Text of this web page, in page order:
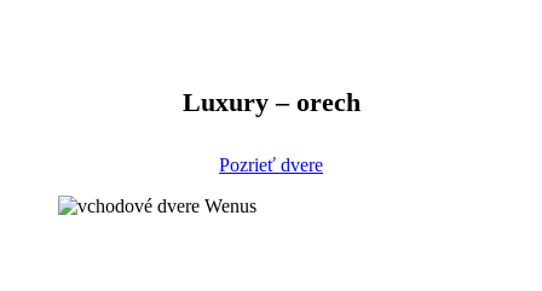
Luxury – orech
Pozrieť dvere